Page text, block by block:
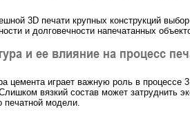
3D печати крупных конструкций
и долговечности напечатанных
и ее влияние на процесс
цемента играет важную роль в процессе
вязкий состав может затруднить
печатной модели.